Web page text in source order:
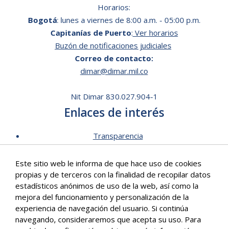
Horarios:
Bogotá: lunes a viernes de 8:00 a.m. - 05:00 p.m.
Capitanías de Puerto: Ver horarios
Buzón de notificaciones judiciales
Correo de contacto:
dimar@dimar.mil.co
Nit Dimar 830.027.904-1
Enlaces de interés
Transparencia
Mecanismos de contacto
Software para personas en situación de discapacidad
Signos en Red
Intranet de Dimar
Correo Institucional
Este sitio web le informa de que hace uso de cookies
propias y de terceros con la finalidad de recopilar datos
estadísticos anónimos de uso de la web, así como la
mejora del funcionamiento y personalización de la
experiencia de navegación del usuario. Si continúa
navegando, consideraremos que acepta su uso. Para